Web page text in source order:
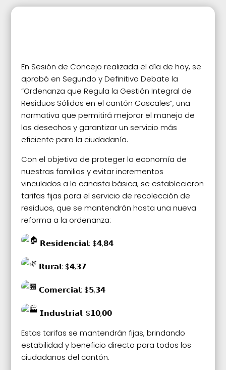
En Sesión de Concejo realizada el día de hoy, se
aprobó en Segundo y Definitivo Debate la
“Ordenanza que Regula la Gestión Integral de
Residuos Sólidos en el cantón Cascales”, una
normativa que permitirá mejorar el manejo de
los desechos y garantizar un servicio más
eficiente para la ciudadanía.
Con el objetivo de proteger la economía de
nuestras familias y evitar incrementos
vinculados a la canasta básica, se establecieron
tarifas fijas para el servicio de recolección de
residuos, que se mantendrán hasta una nueva
reforma a la ordenanza:
𝗥𝗲𝘀𝗶𝗱𝗲𝗻𝗰𝗶𝗮𝗹: $𝟰,𝟴𝟰
𝗥𝘂𝗿𝗮𝗹: $𝟰,𝟯𝟳
𝗖𝗼𝗺𝗲𝗿𝗰𝗶𝗮𝗹: $𝟱,𝟯𝟰
𝗜𝗻𝗱𝘂𝘀𝘁𝗿𝗶𝗮𝗹: $𝟭𝟬,𝟬𝟬
Estas tarifas se mantendrán fijas, brindando
estabilidad y beneficio directo para todos los
ciudadanos del cantón.